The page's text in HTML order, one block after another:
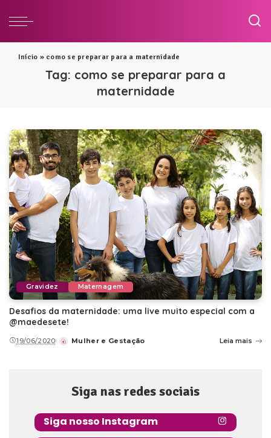
Início » como se preparar para a maternidade
Tag: como se preparar para a
maternidade
Gravidez Maternagem
Desafios da maternidade: uma live muito especial com a
@maedesete!
19/06/2020
Posted
Mulher e Gestação Leia mais
Siga nas redes sociais
Siga nosso Instagram